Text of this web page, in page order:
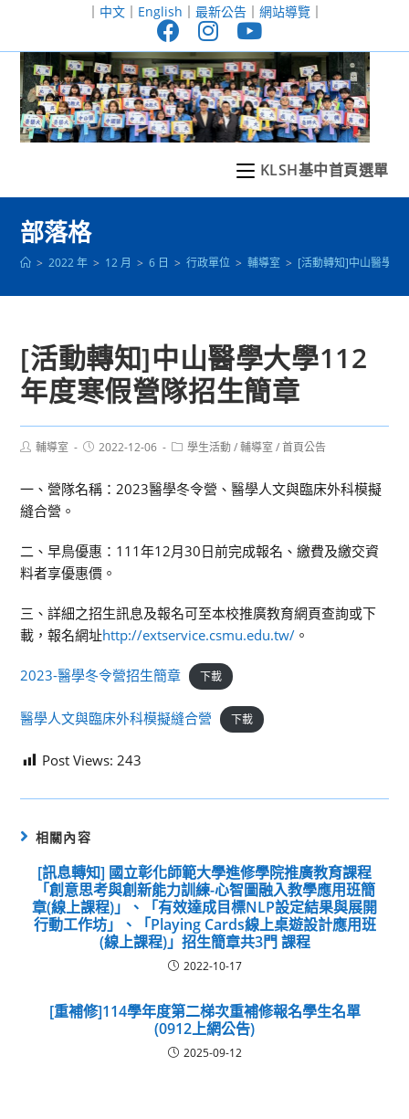
至
｜ 中文｜ English ｜ 最新公告｜ 網站導覽｜
KLSH基中首頁選單
部落格
> 2022 年 > 12 月 > 6 日 > 行政單位 > 輔導室 > [活動轉知]中山醫學大
[活動轉知]中山醫學大學112
年度寒假營隊招生簡章
Post輔導室
Post2022-12-06
Post學生活動 / 輔導室 / 首頁公告
一、營隊名稱：2023醫學冬令營、醫學人文與臨床外科模擬
縫合營。
二、早鳥優惠：111年12月30日前完成報名、繳費及繳交資
料者享優惠價。
三、詳細之招生訊息及報名可至本校推廣教育網頁查詢或下
載，報名網址http://extservice.csmu.edu.tw/ 。
2023-醫學冬令營招生簡章 下載
醫學人文與臨床外科模擬縫合營 下載
Post Views: 243
相關內容
[訊息轉知] 國立彰化師範大學進修學院推廣教育課程
「創意思考與創新能力訓練-心智圖融入教學應用班簡
章(線上課程)」、「有效達成目標NLP設定結果與展開
行動工作坊」、「Playing Cards線上桌遊設計應用班
(線上課程)」招生簡章共3門 課程
2022-10-17
[重補修]114學年度第二梯次重補修報名學生名單
(0912上網公告)
2025-09-12